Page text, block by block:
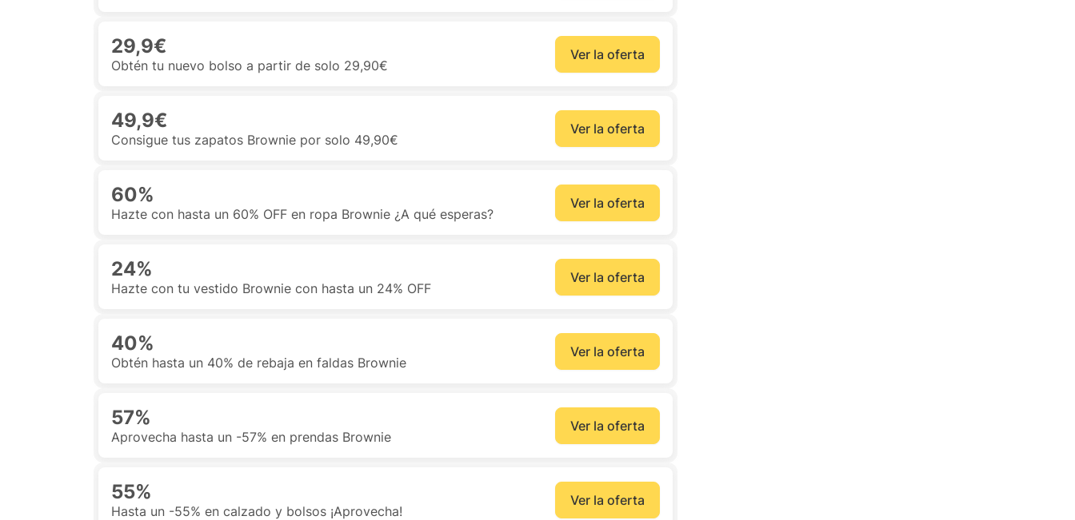
29,9€
Obtén tu nuevo bolso a partir de solo 29,90€
Ver la oferta
49,9€
Consigue tus zapatos Brownie por solo 49,90€
Ver la oferta
60%
Hazte con hasta un 60% OFF en ropa Brownie ¿A qué esperas?
Ver la oferta
24%
Hazte con tu vestido Brownie con hasta un 24% OFF
Ver la oferta
40%
Obtén hasta un 40% de rebaja en faldas Brownie
Ver la oferta
57%
Aprovecha hasta un -57% en prendas Brownie
Ver la oferta
55%
Hasta un -55% en calzado y bolsos ¡Aprovecha!
Ver la oferta